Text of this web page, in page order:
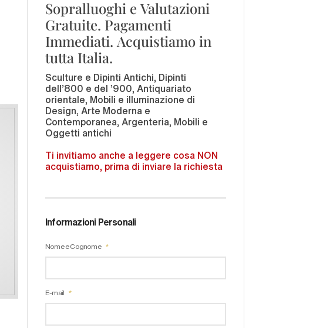
Sopralluoghi e Valutazioni
Gratuite. Pagamenti
Immediati. Acquistiamo in
tutta Italia.
Sculture e Dipinti Antichi, Dipinti
dell'800 e del '900, Antiquariato
orientale, Mobili e illuminazione di
Design, Arte Moderna e
Contemporanea, Argenteria, Mobili e
Oggetti antichi
Ti invitiamo anche a leggere cosa NON
acquistiamo, prima di inviare la richiesta
Informazioni Personali
Nome e Cognome
E-mail